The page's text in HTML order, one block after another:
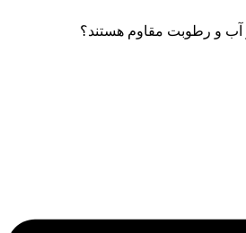
آب و رطوبت مقاوم هستند؟